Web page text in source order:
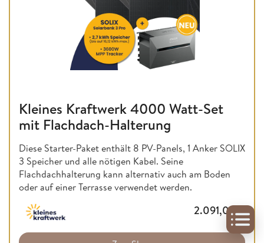
Kleines Kraftwerk 4000 Watt-Set
mit Flachdach-Halterung
Diese Starter-Paket enthält 8 PV-Panels, 1 Anker SOLIX
3 Speicher und alle nötigen Kabel. Seine
Flachdachhalterung kann alternativ auch am Boden
oder auf einer Terrasse verwendet werden.
2.091,00€